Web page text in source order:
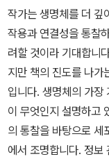
같은 종들끼리 그리고
큰 규모에서 생명을 살펴볼 수 있
생명을 이해하는 것이
러스의 출현, 항생제에
보를 응용한 의료 서
하다는 사실을 보여준다. 그리고 “생명이란 무엇인가?”에서
서 살펴본 생물학의 원
내린다. 아울러 생명이
작가는 생명체를 더 깊
작용과 연결성을 통찰
려할 것이라 기대합니
지만 책의 진도를 나가
입니다. 생명체의 가장
이 무엇인지 설명하고
의 통찰을 바탕으로 세
에서 조명합니다. 정보